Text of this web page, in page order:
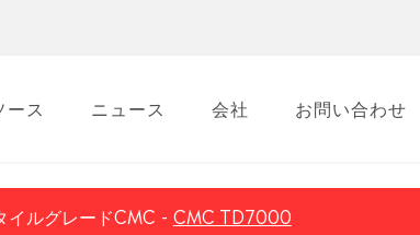
ース ニュース 会社 お問い合わせ
イルグレードCMC CMC TD7000